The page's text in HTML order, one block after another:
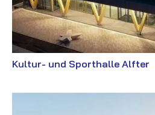
Kultur- und Sporthalle Alfter